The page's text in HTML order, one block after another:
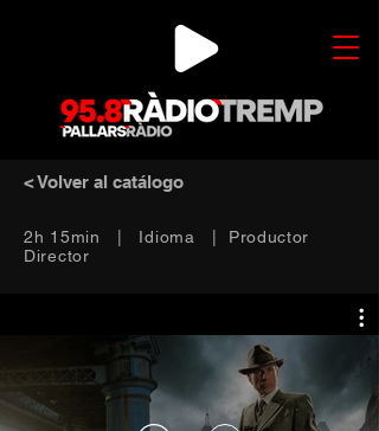
< Volver al catálogo
2h 15min | Idioma | Productor
Director